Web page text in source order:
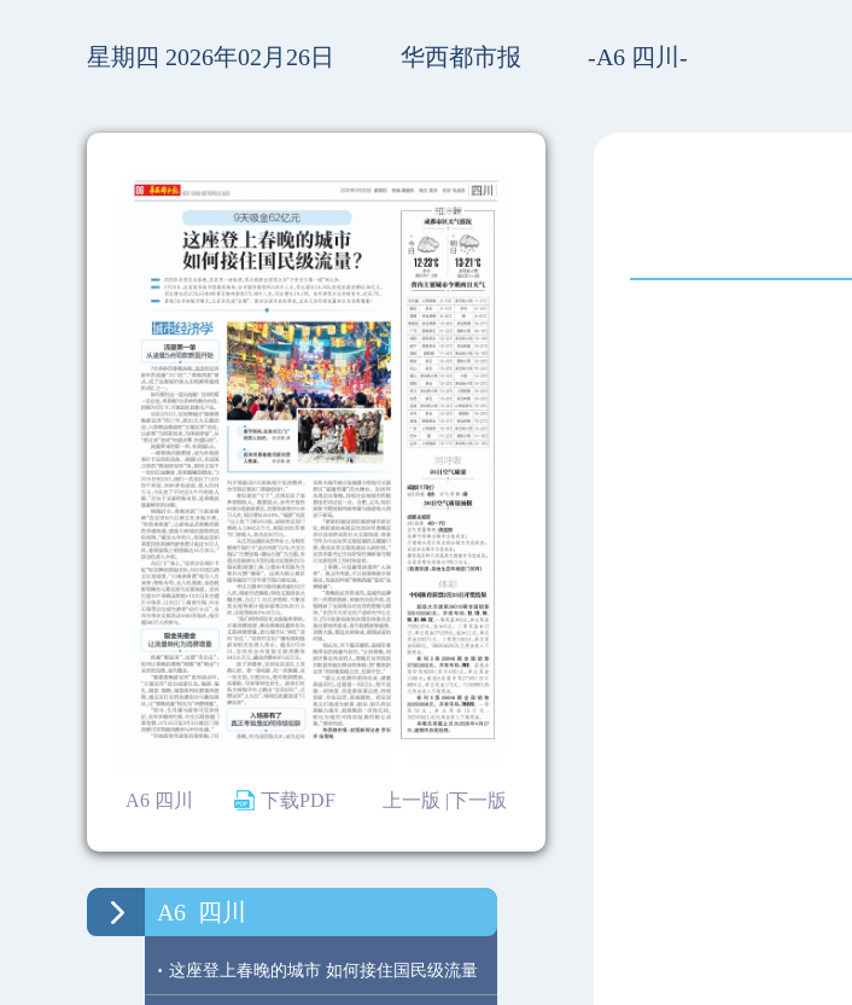
星期四 2026年02月26日 华西都市报 -A6 四川-
A6 四川 下载PDF 下一版
上一版 |
A6 四川
· 这座登上春晚的城市 如何接住国民级流量